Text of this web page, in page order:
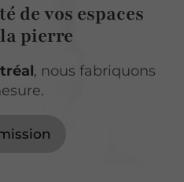
de vos espaces
la pierre
, nous fabriquons